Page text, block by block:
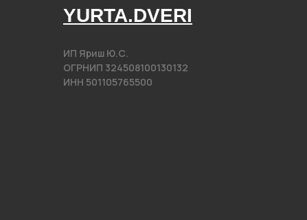
YURTA.DVERI
ИП Яриш Ю.С.
ОГРНИП 324508100130132
ИНН 501105765500